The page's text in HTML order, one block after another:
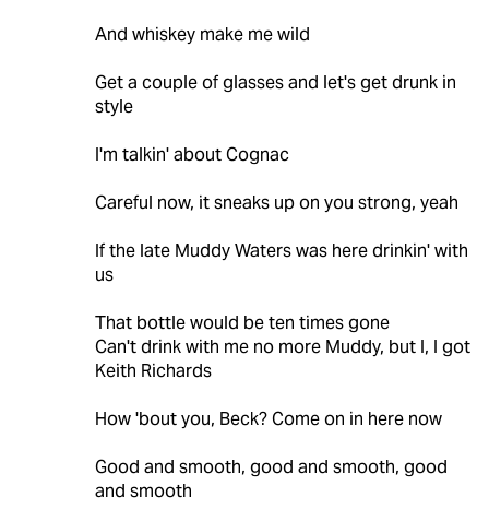
And whiskey make me wild
Get a couple of glasses and let's get drunk in
style
I'm talkin' about Cognac
Careful now, it sneaks up on you strong, yeah
If the late Muddy Waters was here drinkin' with
us
That bottle would be ten times gone
Can't drink with me no more Muddy, but I, I got
Keith Richards
How 'bout you, Beck? Come on in here now
Good and smooth, good and smooth, good
and smooth